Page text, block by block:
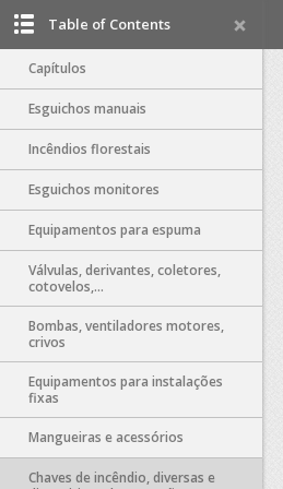
Table of Contents
Capítulos
Esguichos manuais
Incêndios florestais
Esguichos monitores
Equipamentos para espuma
Válvulas, derivantes, coletores,
cotovelos,...
Bombas, ventiladores motores,
crivos
Equipamentos para instalações
fixas
Mangueiras e acessórios
Chaves de incêndio, diversas e